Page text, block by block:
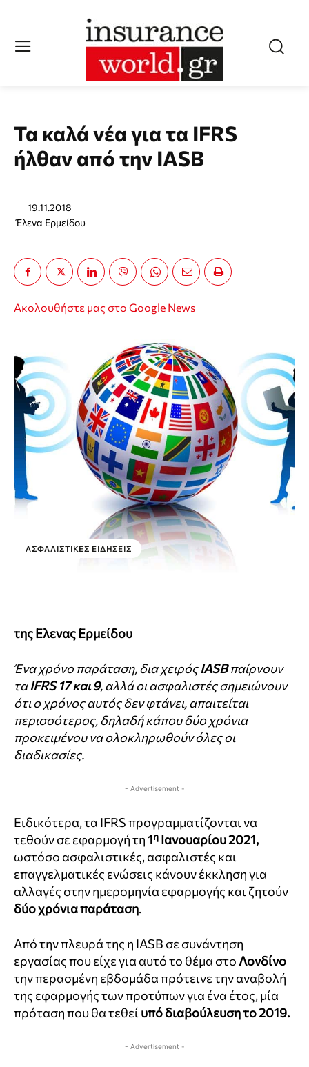
Τα καλά νέα για τα IFRS
ήλθαν από την IASB
19.11.2018
Έλενα Ερμείδου
Ακολουθήστε μας στο Google News
ΑΣΦΑΛΙΣΤΙΚΕΣ ΕΙΔΗΣΕΙΣ
της Ελενας Ερμείδου
Ένα χρόνο παράταση, δια χειρόςIASBπαίρνουν
ταIFRS 17 και 9, αλλά οι ασφαλιστές σημειώνουν
ότι ο χρόνος αυτός δεν φτάνει, απαιτείται
περισσότερος, δηλαδή κάπου δύο χρόνια
προκειμένου να ολοκληρωθούν όλες οι
διαδικασίες.
- Advertisement -
Ειδικότερα, τα IFRS προγραμματίζονται να
τεθούν σε εφαρμογή τη1η Ιανουαρίου 2021,
ωστόσο ασφαλιστικές, ασφαλιστές και
επαγγελματικές ενώσεις κάνουν έκκληση για
αλλαγές στην ημερομηνία εφαρμογής και ζητούν
δύο χρόνια παράταση.
Από την πλευρά της η IASB σε συνάντηση
εργασίας που είχε για αυτό το θέμα στοΛονδίνο
την περασμένη εβδομάδα πρότεινε την αναβολή
της εφαρμογής των προτύπων για ένα έτος, μία
πρόταση που θα τεθεί υπό διαβούλευση το 2019.
- Advertisement -